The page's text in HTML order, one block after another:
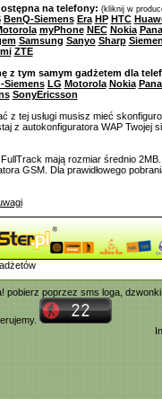
na telefony: (kliknij w
BenQ-Siemens Era HP HTC
myPhone NEC Nokia
Samsung Sanyo Sharp
ZTE
z tym samym gadżetem dla
Siemens LG Motorola Nokia
SonyEricsson
z tej usługi musisz mieć
z autokonfiguratora WAP Twojej
mają rozmiar średnio
GSM. Dla prawidłowego
pobierz poprzez sms loga, dzwonki